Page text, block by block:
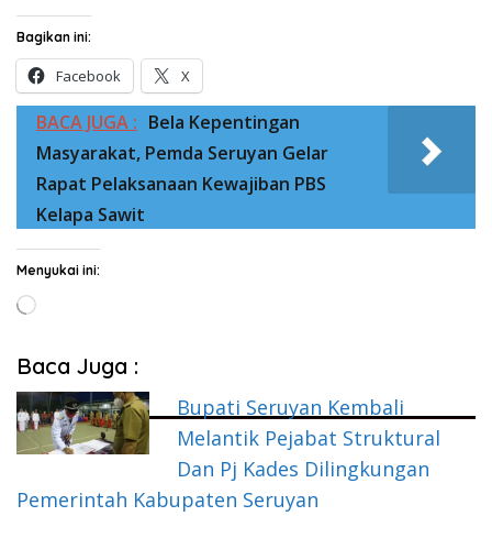
Bagikan ini:
Facebook X
BACA JUGA : Bela Kepentingan
Masyarakat, Pemda Seruyan Gelar
Rapat Pelaksanaan Kewajiban PBS
Kelapa Sawit
Menyukai ini:
Memuat...
Baca Juga :
Bupati Seruyan Kembali
Melantik Pejabat Struktural
Dan Pj Kades Dilingkungan
Pemerintah Kabupaten Seruyan